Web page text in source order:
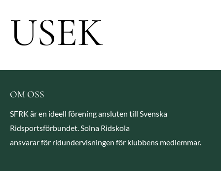
USEK
OM OSS
SFRK är en ideell förening ansluten till Svenska
Ridsportsförbundet. Solna Ridskola
ansvarar för ridundervisningen för klubbens medlemmar.